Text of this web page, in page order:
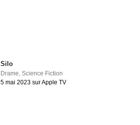
Silo
Drame ,Science Fiction
5 mai 2023 sur Apple TV